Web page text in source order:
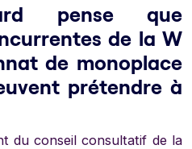
pense que
de la W
de monoplace
prétendre à
du conseil consultatif de la